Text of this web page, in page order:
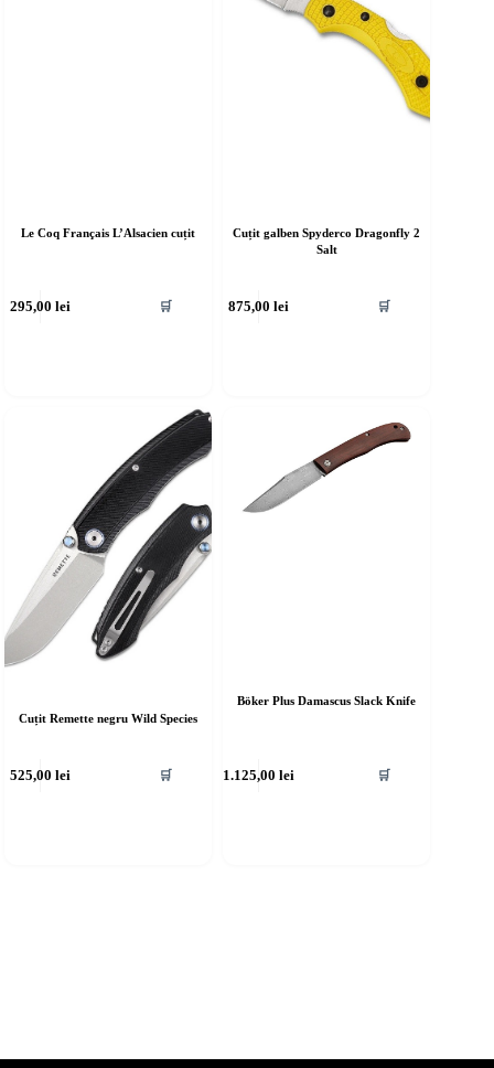
Le Coq Français L’Alsacien cuțit
295,00 lei 🛒
Cuțit galben Spyderco Dragonfly 2
Salt
875,00 lei 🛒
Cuțit Remette negru Wild Species
525,00 lei 🛒
Böker Plus Damascus Slack Knife
1.125,00 lei 🛒